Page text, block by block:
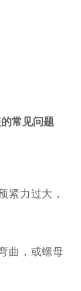
常见问题
紧力过大，
曲，或螺母